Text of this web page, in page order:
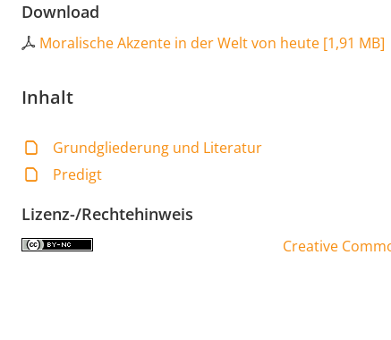
Download
Moralische Akzente in der Welt von heute [1,91 MB]
Inhalt
Grundgliederung und Literatur
Predigt
Lizenz-/Rechtehinweis
Creative